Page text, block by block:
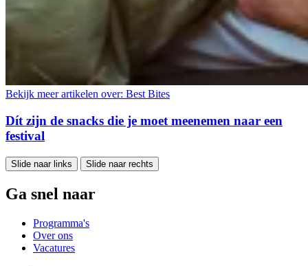
Bekijk meer artikelen over: Best Bites
Dít zijn de snacks die je moet meenemen naar een
festival
Slide naar links Slide naar rechts
Ga snel naar
Programma's
Over ons
Vacatures